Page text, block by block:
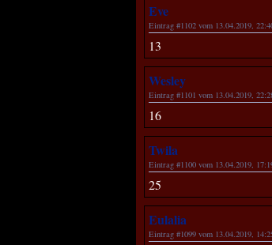
Eve
Eintrag #1102 vom 13.04.2019,
13
Wesley
Eintrag #1101 vom 13.04.2019,
16
Twila
Eintrag #1100 vom 13.04.2019,
25
Eulalia
Eintrag #1099 vom 13.04.2019,